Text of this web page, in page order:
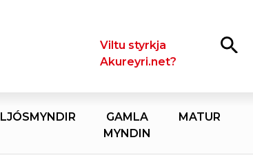
LeitaViltu styrkja
Akureyri.net?
LJÓSMYNDIR
GAMLA
MYNDIN
MATUR